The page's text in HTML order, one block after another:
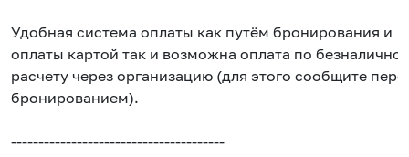
Удобная система оплаты как путём бронирования и
оплаты картой так и возможна оплата по
расчету через организацию (для этого сообщите
бронированием).
---------------------------------------